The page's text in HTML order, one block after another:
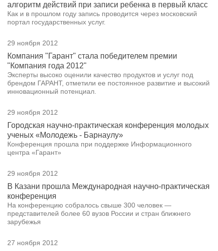
алгоритм действий при записи ребенка в первый класс
Как и в прошлом году запись проводится через московский
портал государственных услуг.
29 ноября 2012
Компания "Гарант" стала победителем премии
"Компания года 2012"
Эксперты высоко оценили качество продуктов и услуг под
брендом ГАРАНТ, отметили ее постоянное развитие и высокий
инновационный потенциал.
29 ноября 2012
Городская научно-практическая конференция молодых
ученых «Молодежь - Барнаулу»
Конференция прошла при поддержке Информационного
центра «Гарант»
29 ноября 2012
В Казани прошла Международная научно-практическая
конференция
На конференцию собралось свыше 300 человек —
представителей более 60 вузов России и стран ближнего
зарубежья
27 ноября 2012